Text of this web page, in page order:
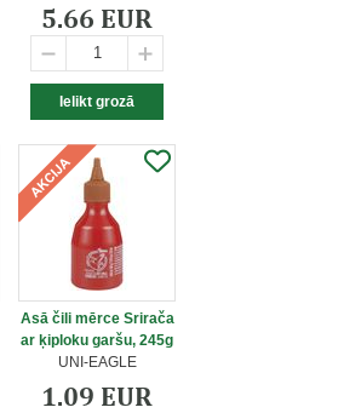
5.66 EUR
Asā čili mērce Srirača
ar ķiploku garšu, 245g
UNI-EAGLE
1.09 EUR